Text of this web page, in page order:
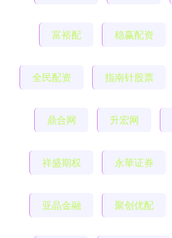
富裕配 稳赢配资
全民配资 指南针股票
鼎合网 升宏网
祥盛期权 永華证券
亚晶金融 聚创优配